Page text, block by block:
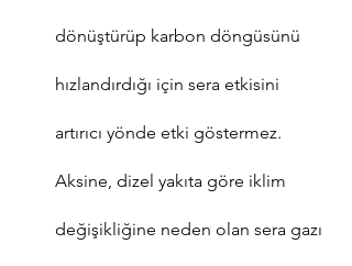
dönüştürüp karbon döngüsünü
hızlandırdığı için sera etkisini
artırıcı yönde etki göstermez.
Aksine, dizel yakıta göre iklim
değişikliğine neden olan sera gazı